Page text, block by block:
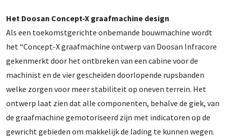
Het Doosan Concept-X graafmachine design
Als een toekomstgerichte onbemande bouwmachine wordt
het “Concept-X graafmachine ontwerp van Doosan Infracore
gekenmerkt door het ontbreken van een cabine voor de
machinist en de vier gescheiden doorlopende rupsbanden
welke zorgen voor meer stabiliteit op oneven terrein. Het
ontwerp laat zien dat alle componenten, behalve de giek, van
de graafmachine gemotoriseerd zijn met indicatoren op de
gewricht gebieden om makkelijk de lading te kunnen wegen.